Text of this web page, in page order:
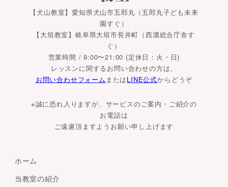
【犬山教室】愛知県犬山市五郎丸（五郎丸子ども未来
園すぐ）
【大垣教室】岐阜県大垣市長井町（西濃総合庁舎す
ぐ）
営業時間 / 9:00〜21:00 (定休日：火・日)
レッスンに関するお問い合わせの方は、
お問い合わせフォーム またはLINE公式からどうぞ
※誠に恐れ入りますが、サービスのご案内・ご紹介の
お電話は
ご遠慮頂ますようお願い申し上げます
ホーム
当教室の紹介